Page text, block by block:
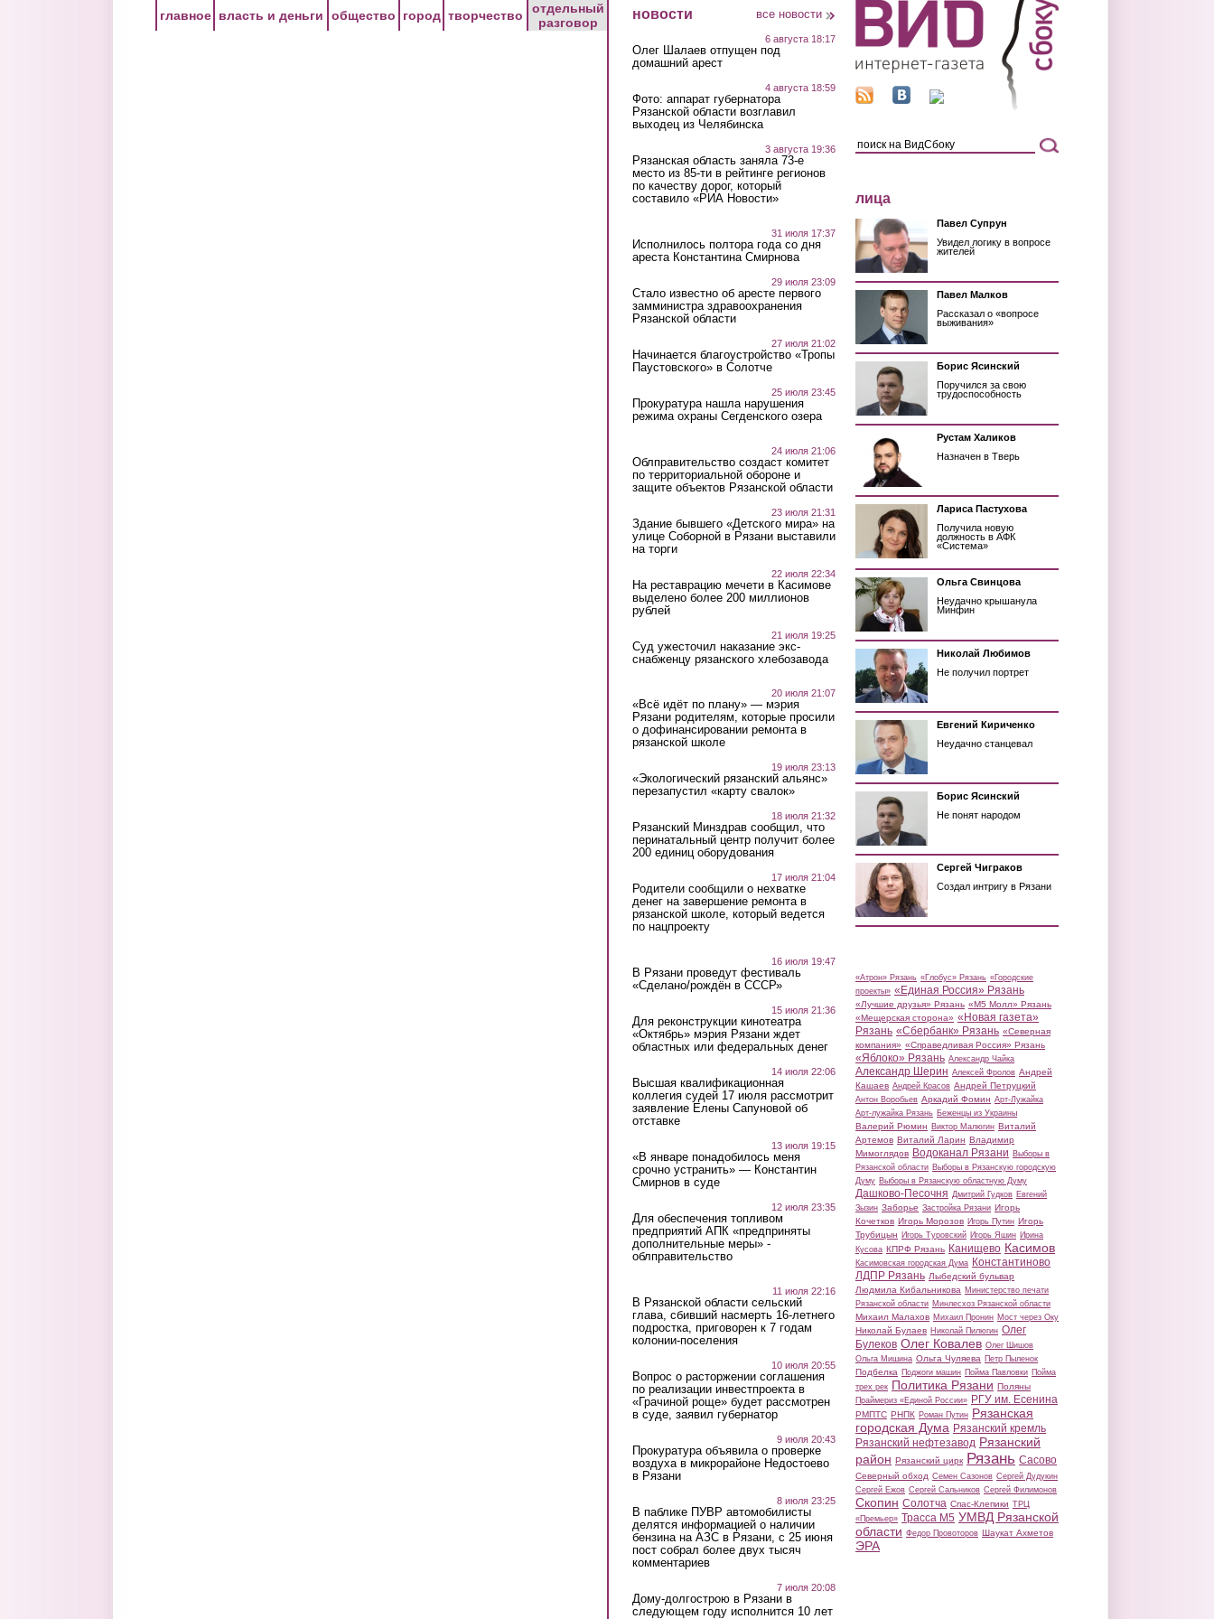
главное власть и деньги общество город творчество
отдельный
разговор
новости все новости
6 августа 18:17
Олег Шалаев отпущен под
домашний арест
4 августа 18:59
Фото: аппарат губернатора
Рязанской области возглавил
выходец из Челябинска
3 августа 19:36
Рязанская область заняла 73-е
место из 85-ти в рейтинге регионов
по качеству дорог, который
составило «РИА Новости»
31 июля 17:37
Исполнилось полтора года со дня
ареста Константина Смирнова
29 июля 23:09
Стало известно об аресте первого
замминистра здравоохранения
Рязанской области
27 июля 21:02
Начинается благоустройство «Тропы
Паустовского» в Солотче
25 июля 23:45
Прокуратура нашла нарушения
режима охраны Сегденского озера
24 июля 21:06
Облправительство создаст комитет
по территориальной обороне и
защите объектов Рязанской области
23 июля 21:31
Здание бывшего «Детского мира» на
улице Соборной в Рязани выставили
на торги
22 июля 22:34
На реставрацию мечети в Касимове
выделено более 200 миллионов
рублей
21 июля 19:25
Суд ужесточил наказание экс-
снабженцу рязанского хлебозавода
20 июля 21:07
«Всё идёт по плану» — мэрия
Рязани родителям, которые просили
о дофинансировании ремонта в
рязанской школе
19 июля 23:13
«Экологический рязанский альянс»
перезапустил «карту свалок»
18 июля 21:32
Рязанский Минздрав сообщил, что
перинатальный центр получит более
200 единиц оборудования
17 июля 21:04
Родители сообщили о нехватке
денег на завершение ремонта в
рязанской школе, который ведется
по нацпроекту
16 июля 19:47
В Рязани проведут фестиваль
«Сделано/рождён в СССР»
15 июля 21:36
Для реконструкции кинотеатра
«Октябрь» мэрия Рязани ждет
областных или федеральных денег
14 июля 22:06
Высшая квалификационная
коллегия судей 17 июля рассмотрит
заявление Елены Сапуновой об
отставке
13 июля 19:15
«В январе понадобилось меня
срочно устранить» — Константин
Смирнов в суде
12 июля 23:35
Для обеспечения топливом
предприятий АПК «предприняты
дополнительные меры» -
облправительство
11 июля 22:16
В Рязанской области сельский
глава, сбивший насмерть 16-летнего
подростка, приговорен к 7 годам
колонии-поселения
10 июля 20:55
Вопрос о расторжении соглашения
по реализации инвестпроекта в
«Грачиной роще» будет рассмотрен
в суде, заявил губернатор
9 июля 20:43
Прокуратура объявила о проверке
воздуха в микрорайоне Недостоево
в Рязани
8 июля 23:25
В паблике ПУВР автомобилисты
делятся информацией о наличии
бензина на АЗС в Рязани, с 25 июня
пост собрал более двух тысяч
комментариев
7 июля 20:08
Дому-долгострою в Рязани в
следующем году исполнится 10 лет
лица
Павел Супрун
Увидел логику в вопросе
жителей
Павел Малков
Рассказал о «вопросе
выживания»
Борис Ясинский
Поручился за свою
трудоспособность
Рустам Халиков
Назначен в Тверь
Лариса Пастухова
Получила новую
должность в АФК
«Система»
Ольга Свинцова
Неудачно крышанула
Минфин
Николай Любимов
Не получил портрет
Евгений Кириченко
Неудачно станцевал
Борис Ясинский
Не понят народом
Сергей Чиграков
Создал интригу в Рязани
«Атрон» Рязань «Глобус» Рязань «Городские
проекты» «Единая Россия» Рязань
«Лучшие друзья» Рязань «М5 Молл» Рязань
«Мещерская сторона» «Новая газета»
Рязань «Сбербанк» Рязань «Северная
компания» «Справедливая Россия» Рязань
«Яблоко» Рязань Александр Чайка
Александр Шерин Алексей Фролов Андрей
Кашаев Андрей Красов Андрей Петруцкий
Антон Воробьев Аркадий Фомин Арт-Лужайка
Арт-лужайка Рязань Беженцы из Украины
Валерий Рюмин Виктор Малюгин Виталий
Артемов Виталий Ларин Владимир
Мимоглядов Водоканал Рязани Выборы в
Рязанской области Выборы в Рязанскую городскую
Думу Выборы в Рязанскую областную Думу
Дашково-Песочня Дмитрий Гудков Евгений
Зызин Заборье Застройка Рязани Игорь
Кочетков Игорь Морозов Игорь Путин Игорь
Трубицын Игорь Туровский Игорь Яшин Ирина
Кусова КПРФ Рязань Канищево Касимов
Касимовская городская Дума Константиново
ЛДПР Рязань Лыбедский бульвар
Людмила Кибальникова Министерство печати
Рязанской области Минлесхоз Рязанской области
Михаил Малахов Михаил Пронин Мост через Оку
Николай Булаев Николай Пилюгин Олег
Булеков Олег Ковалев Олег Шишов
Ольга Мишина Ольга Чуляева Петр Пыленок
Подбелка Поджоги машин Пойма Павловки Пойма
трех рек Политика Рязани Поляны
Праймериз «Единой России» РГУ им. Есенина
РМПТС РНПК Роман Путин Рязанская
городская Дума Рязанский кремль
Рязанский нефтезавод Рязанский
район Рязанский цирк Рязань Сасово
Северный обход Семен Сазонов Сергей Дудукин
Сергей Ежов Сергей Сальников Сергей Филимонов
Скопин Солотча Спас-Клепики ТРЦ
«Премьер» Трасса М5 УМВД Рязанской
области Федор Провоторов Шаукат Ахметов
ЭРА